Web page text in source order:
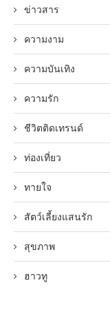
ข่าวสาร
ความงาม
ความบันเทิง
ความรัก
ชีวิตติดเทรนด์
ท่องเที่ยว
ทายใจ
สัตว์เลี้ยงแสนรัก
สุขภาพ
ฮาวทู